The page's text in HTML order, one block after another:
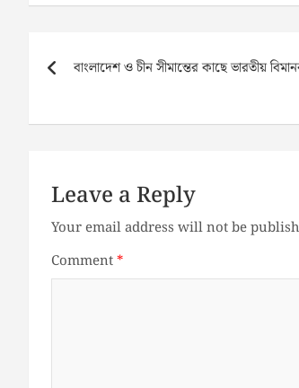
navigation
বাংলাদেশ ও চীন সীমান্তের কাছে ভারতীয়
Leave a Reply
Your email address will not be
Comment*